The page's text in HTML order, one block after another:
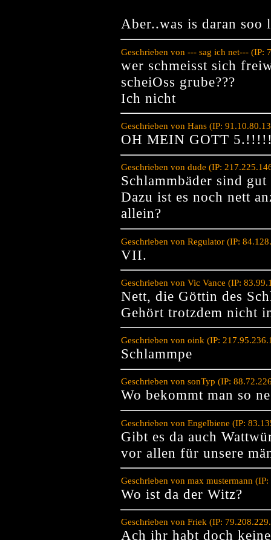
Aber..was is daran soo
Geschrieben von --- sag ich net--- (IP:
wer schmeisst sich
scheiOss grube???
Ich nicht
Geschrieben von Hans (IP:
OH MEIN GOTT
Geschrieben von dude (IP:
Schlammbäder sind
Dazu ist es noch nett
allein?
Geschrieben von Regulator (IP:
VII.
Geschrieben von Vic Vance (IP:
Nett, die Göttin des
Gehört trotzdem nicht
Geschrieben von oink (IP:
Schlammpe
Geschrieben von sonTyp (IP:
Wo bekommt man so
Geschrieben von Engelbiene (IP:
Gibt es da auch
vor allen für unsere
Geschrieben von max mustermann
Wo ist da der Witz?
Geschrieben von Friek (IP:
Ach ihr habt doch